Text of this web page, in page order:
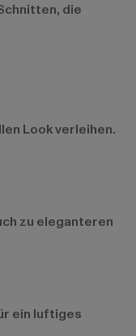
die
Look verleihen.
zu eleganteren
ein luftiges